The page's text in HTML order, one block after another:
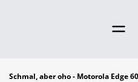
Schmal, aber oho - Motorola Edge